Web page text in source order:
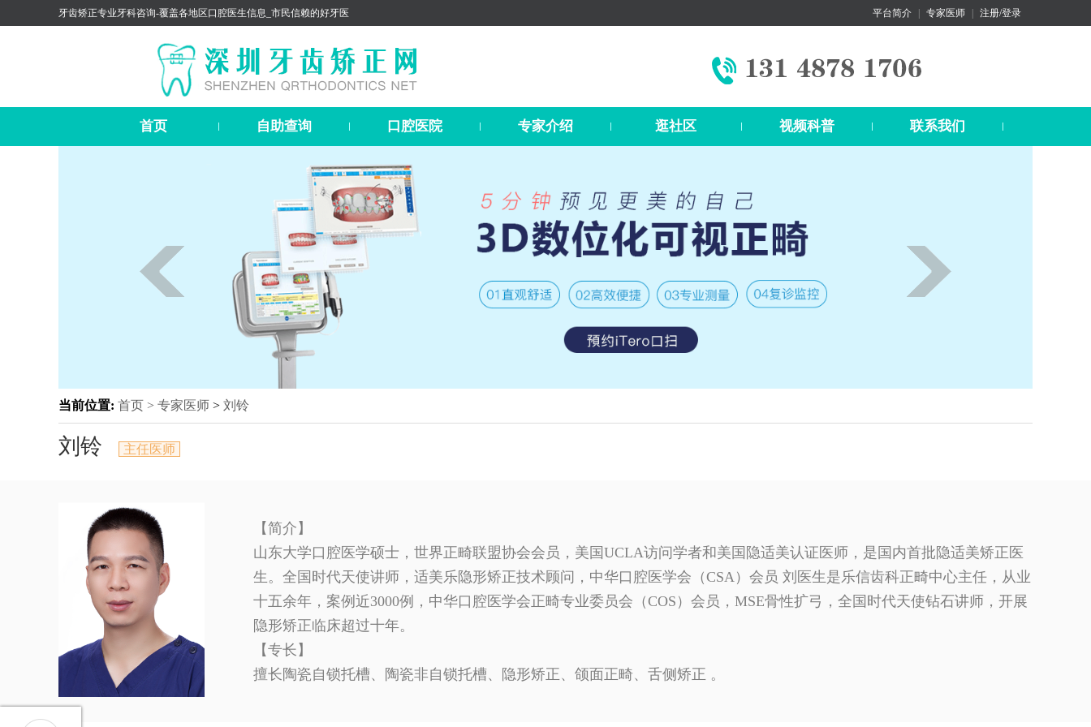
牙齿矫正专业牙科咨询-覆盖各地区口腔医生信息_市民信赖的好牙医 平台简介 专家医师 注册/登录
首页 自助查询 口腔医院 专家介绍 逛社区 视频科普 联系我们
当前位置: 首页 > 专家医师 > 刘铃
刘铃 主任医师
【简介】
山东大学口腔医学硕士，世界正畸联盟协会会员，美国UCLA访问学者和美国隐适美认证医师，是国内首批隐适美矫正医
生。全国时代天使讲师，适美乐隐形矫正技术顾问，中华口腔医学会（CSA）会员 刘医生是乐信齿科正畸中心主任，从业
十五余年，案例近3000例，中华口腔医学会正畸专业委员会（COS）会员，MSE骨性扩弓，全国时代天使钻石讲师，开展
隐形矫正临床超过十年。
【专长】
擅长陶瓷自锁托槽、陶瓷非自锁托槽、隐形矫正、颌面正畸、舌侧矫正 。